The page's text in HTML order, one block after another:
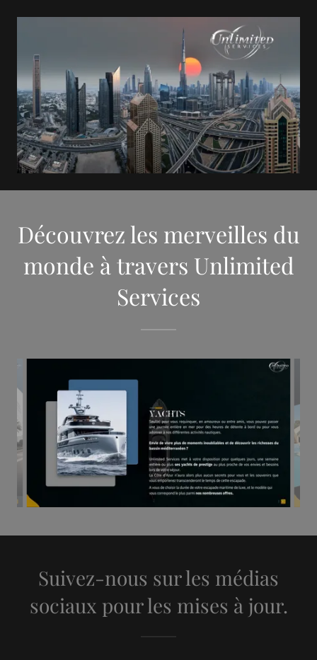
Découvrez les merveilles du
monde à travers Unlimited
Services
Suivez-nous sur les médias
sociaux pour les mises à jour.